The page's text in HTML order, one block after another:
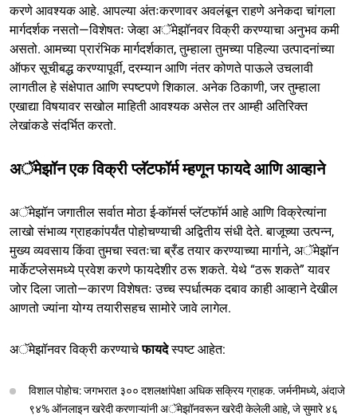
करणे आवश्यक आहे. आपल्या अंतःकरणावर अवलंबून राहणे अनेकदा चांगला
मार्गदर्शक नसतो—विशेषतः जेव्हा अॅमेझॉनवर विक्री करण्याचा अनुभव कमी
असतो. आमच्या प्रारंभिक मार्गदर्शकात, तुम्हाला तुमच्या पहिल्या उत्पादनांच्या
ऑफर सूचीबद्ध करण्यापूर्वी, दरम्यान आणि नंतर कोणते पाऊले उचलावी
लागतील हे संक्षेपात आणि स्पष्टपणे शिकाल. अनेक ठिकाणी, जर तुम्हाला
एखाद्या विषयावर सखोल माहिती आवश्यक असेल तर आम्ही अतिरिक्त
लेखांकडे संदर्भित करतो.
अॅमेझॉन एक विक्री प्लॅटफॉर्म म्हणून फायदे आणि आव्हाने
अॅमेझॉन जगातील सर्वात मोठा ई-कॉमर्स प्लॅटफॉर्म आहे आणि विक्रेत्यांना
लाखो संभाव्य ग्राहकांपर्यंत पोहोचण्याची अद्वितीय संधी देते. बाजूच्या उत्पन्न,
मुख्य व्यवसाय किंवा तुमचा स्वतःचा ब्रँड तयार करण्याच्या मार्गाने, अॅमेझॉन
मार्केटप्लेसमध्ये प्रवेश करणे फायदेशीर ठरू शकते. येथे “ठरू शकते” यावर
जोर दिला जातो—कारण विशेषतः उच्च स्पर्धात्मक दबाव काही आव्हाने देखील
आणतो ज्यांना योग्य तयारीसहच सामोरे जावे लागेल.
अॅमेझॉनवर विक्री करण्याचेफायदेस्पष्ट आहेत:
विशाल पोहोच: जगभरात ३०० दशलक्षांपेक्षा अधिक सक्रिय ग्राहक. जर्मनीमध्ये, अंदाजे
९४% ऑनलाइन खरेदी करणाऱ्यांनी अॅमेझॉनवरून खरेदी केलेली आहे, जे सुमारे ४६